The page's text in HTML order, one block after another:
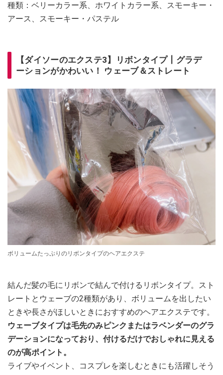
種類：ベリーカラー系、ホワイトカラー系、スモーキー・
アース、スモーキー・パステル
【ダイソーのエクステ3】リボンタイプ┃グラデ
ーションがかわいい！ ウェーブ＆ストレート
ボリュームたっぷりのリボンタイプのヘアエクステ
結んだ髪の毛にリボンで結んで付けるリボンタイプ。スト
レートとウェーブの2種類があり、ボリュームを出したい
ときや長さがほしいときにおすすめのヘアエクステです。
ウェーブタイプは毛先のみピンクまたはラベンダーのグラ
デーションになっており、付けるだけでおしゃれに見える
のが高ポイント。
ライブやイベント、コスプレを楽しむときにも活躍しそう